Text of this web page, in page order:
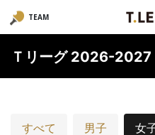
TEAM
Ｔリーグ 2026-2027
すべて 男子 女